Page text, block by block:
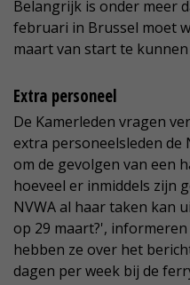
Belangrijk is onder meer
februari in Brussel moet
maart van start te kunnen
Extra personeel
De Kamerleden vragen
extra personeelsleden de
om de gevolgen van een
hoeveel er inmiddels zijn
NVWA al haar taken kan
op 29 maart?',
hebben ze over het
dagen per week bij de